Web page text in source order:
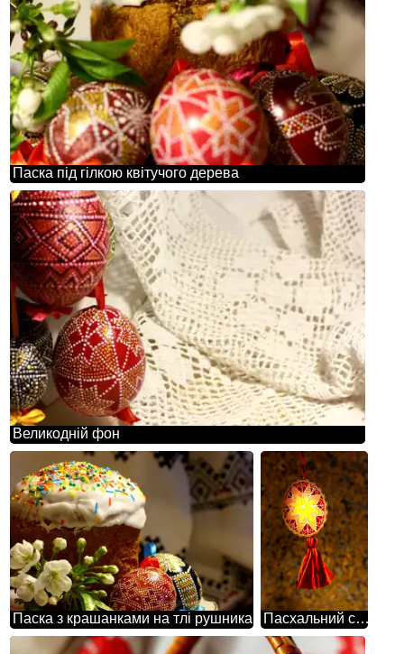
Паска під гілкою квітучого дерева
Великодній фон
Паска з крашанками на тлі рушника Пасхальний символ